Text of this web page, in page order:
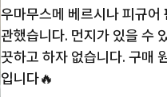
우마무스메 베르시나 피규어
관했습니다. 먼지가 있을 수
끗하고 하자 없습니다. 구매
입니다🔥